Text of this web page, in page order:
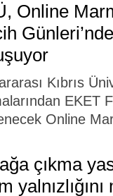
Online
Kıbrıs
EKET
Online
çıkma